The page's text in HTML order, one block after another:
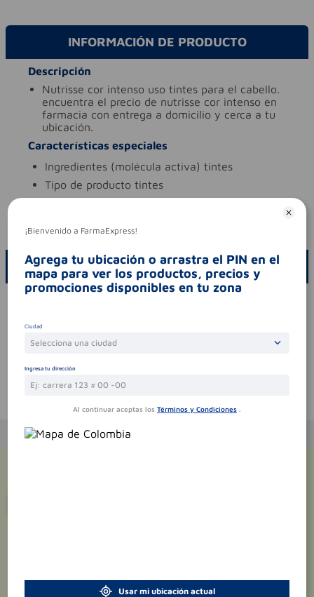
INFORMACIÓN DE PRODUCTO
Descripción
nutrisse cor intenso uso tintes para el cabello.
encuentra el precio de nutrisse cor intenso en
farmacia con entrega a domicilio y cerca a tu
ubicación.
Características especiales
ingredientes (molécula activa) tintes
tipo de producto tintes
codigo invima nsoc47033-12co
ESCRIBE UN COMENTARIO
Sin comentarios.
¡Bienvenido a FarmaExpress!
Agrega tu ubicación o arrastra el PIN en el
mapa para ver los productos, precios y
promociones disponibles en tu zona
Ciudad
Selecciona una ciudad
Ingresa tu dirección
Al continuar aceptas los Términos y Condiciones .
Usar mi ubicación actual